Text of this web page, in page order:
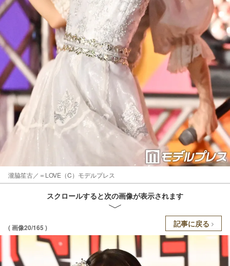
瀧脇笙古／＝LOVE（C）モデルプレス
スクロールすると次の画像が表示されます
( 画像20/165 ) 記事に戻る